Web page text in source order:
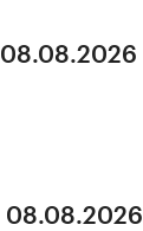
08.08.2026
08.08.2026